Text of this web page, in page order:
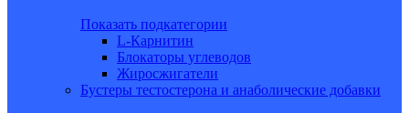
Показать подкатегории
L-Карнитин
Блокаторы углеводов
Жиросжигатели
Бустеры тестостерона и анаболические добавки